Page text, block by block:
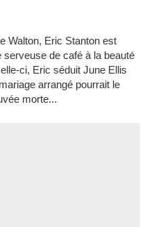
Walton, Eric Stanton est
de café à la beauté
ci, Eric séduit June Ellis
arrangé pourrait le
morte...